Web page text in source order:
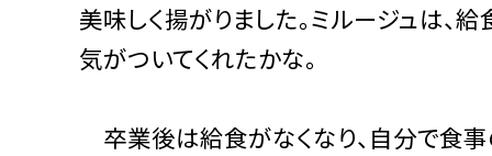
美味しく揚がりました。ミルージュは、
気がついてくれたかな。
卒業後は給食がなくなり、自分で食